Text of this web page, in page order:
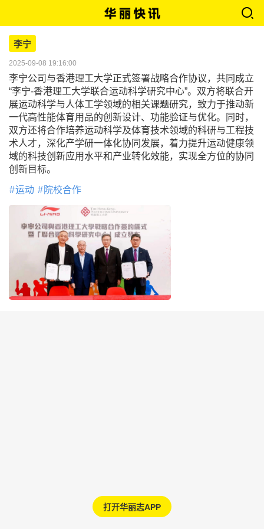
李宁
2025-09-08 19:16:00
李宁公司与香港理工大学正式签署战略合作协议，共同成立
“李宁-香港理工大学联合运动科学研究中心”。双方将联合开
展运动科学与人体工学领域的相关课题研究，致力于推动新
一代高性能体育用品的创新设计、功能验证与优化。同时，
双方还将合作培养运动科学及体育技术领域的科研与工程技
术人才，深化产学研一体化协同发展，着力提升运动健康领
域的科技创新应用水平和产业转化效能，实现全方位的协同
创新目标。
运动 院校合作
打开华丽志APP